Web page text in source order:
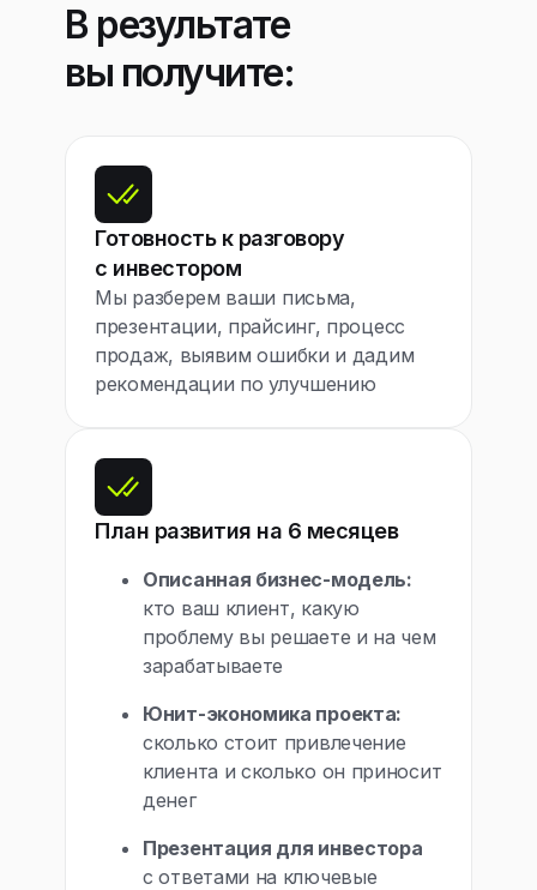
В результате
вы получите:
Готовность к разговору
с инвестором
Мы разберем ваши письма,
презентации, прайсинг, процесс
продаж, выявим ошибки и дадим
рекомендации по улучшению
План развития на 6 месяцев
Описанная бизнес-модель:
кто ваш клиент, какую
проблему вы решаете и на чем
зарабатываете
Юнит-экономика проекта:
сколько стоит привлечение
клиента и сколько он приносит
денег
Презентация для инвестора
с ответами на ключевые